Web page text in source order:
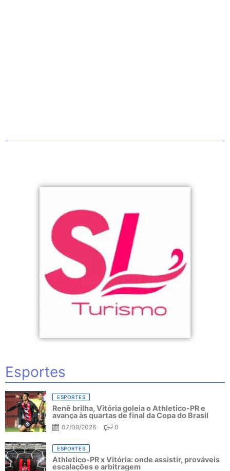
Esportes
ESPORTES
Renê brilha, Vitória goleia o Athletico-PR e
avança às quartas de final da Copa do Brasil
07/08/2026 0
ESPORTES
Athletico-PR x Vitória: onde assistir, prováveis
escalações e arbitragem